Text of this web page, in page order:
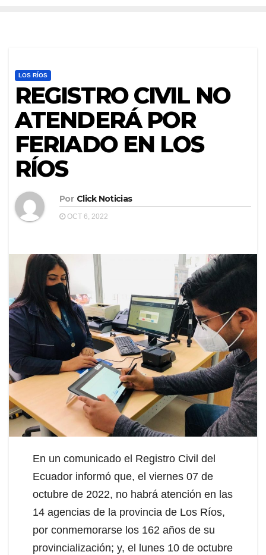
LOS RÍOS
REGISTRO CIVIL NO
ATENDERÁ POR
FERIADO EN LOS
RÍOS
Por Click Noticias
OCT 6, 2022
En un comunicado el Registro Civil del
Ecuador informó que, el viernes 07 de
octubre de 2022, no habrá atención en las
14 agencias de la provincia de Los Ríos,
por conmemorarse los 162 años de su
provincialización; y, el lunes 10 de octubre